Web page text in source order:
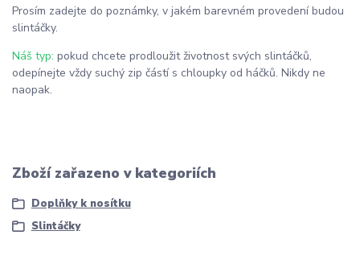
Prosím zadejte do poznámky, v jakém barevném provedení budou
slintáčky.
Náš typ: pokud chcete prodloužit životnost svých slintáčků,
odepínejte vždy suchý zip částí s chloupky od háčků. Nikdy ne
naopak.
Zboží zařazeno v kategoriích
Doplňky k nosítku
Slintáčky